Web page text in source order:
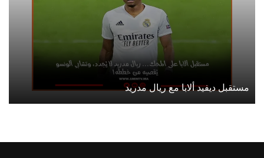
مستقبل ديفيد ألابا مع ريال مدريد